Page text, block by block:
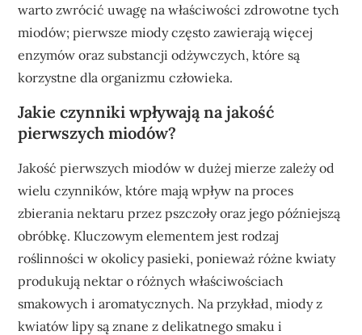
warto zwrócić uwagę na właściwości zdrowotne tych
miodów; pierwsze miody często zawierają więcej
enzymów oraz substancji odżywczych, które są
korzystne dla organizmu człowieka.
Jakie czynniki wpływają na jakość
pierwszych miodów?
Jakość pierwszych miodów w dużej mierze zależy od
wielu czynników, które mają wpływ na proces
zbierania nektaru przez pszczoły oraz jego późniejszą
obróbkę. Kluczowym elementem jest rodzaj
roślinności w okolicy pasieki, ponieważ różne kwiaty
produkują nektar o różnych właściwościach
smakowych i aromatycznych. Na przykład, miody z
kwiatów lipy są znane z delikatnego smaku i